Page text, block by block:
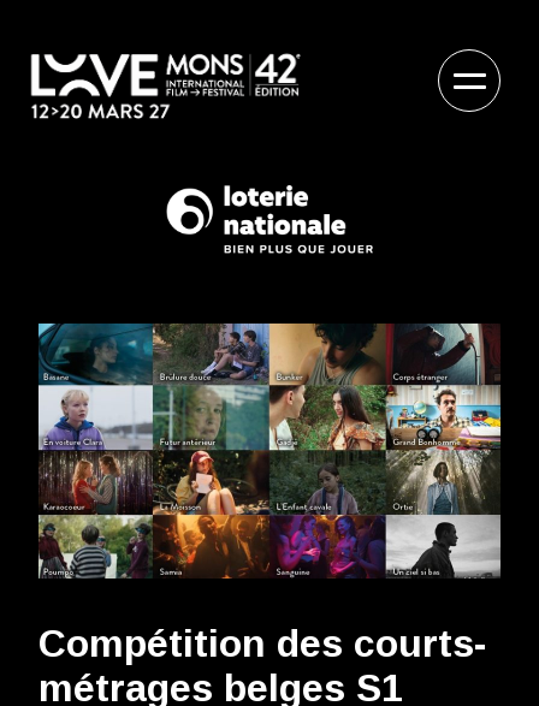
Compétition des courts-
métrages belges S1